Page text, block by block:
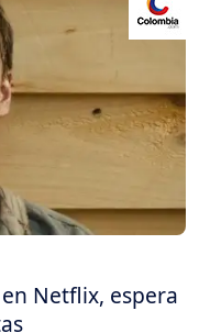
Netflix, espera